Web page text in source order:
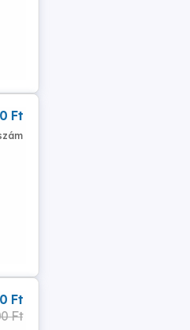
Ft
Ft
Ft